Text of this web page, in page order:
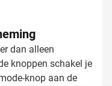
dan alleen
knoppen schakel je
knop aan de